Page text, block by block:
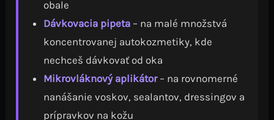
obale
Dávkovacia pipeta– na malé množstvá
koncentrovanej autokozmetiky, kde
nechceš dávkovať od oka
Mikrovláknový aplikátor– na rovnomerné
nanášanie voskov, sealantov, dressingov a
prípravkov na kožu